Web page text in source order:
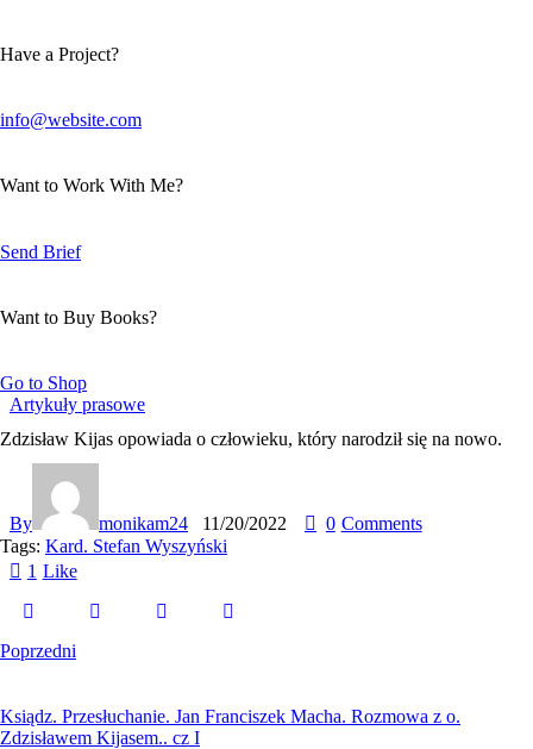
Have a Project?
info@website.com
Want to Work With Me?
Send Brief
Want to Buy Books?
Go to Shop
Artykuły prasowe
Zdzisław Kijas opowiada o człowieku, który narodził się na nowo.
By monikam24 11/20/2022 0 Comments
Tags: Kard. Stefan Wyszyński
1 Like
Poprzedni
Ksiądz. Przesłuchanie. Jan Franciszek Macha. Rozmowa z o.
Zdzisławem Kijasem.. cz I